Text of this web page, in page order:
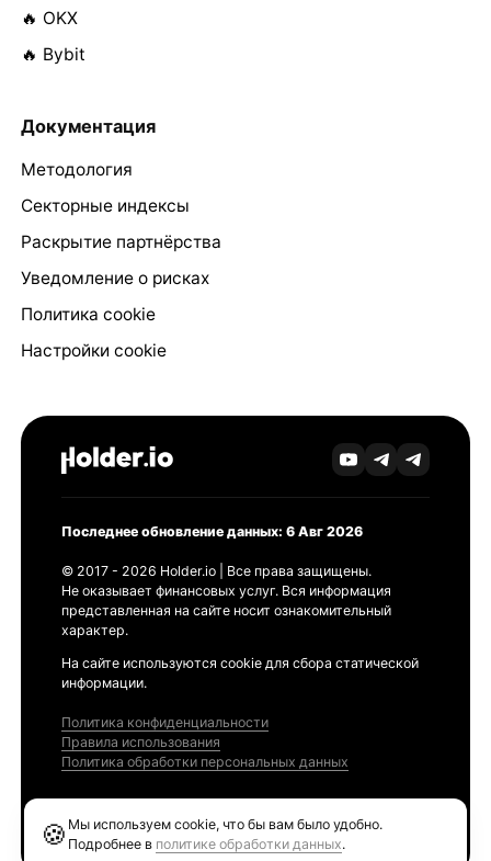
🔥 OKX
🔥 Bybit
Документация
Методология
Секторные индексы
Раскрытие партнёрства
Уведомление о рисках
Политика cookie
Настройки cookie
Последнее обновление данных: 6 Авг 2026
© 2017 - 2026 Holder.io | Все права защищены.
Не оказывает финансовых услуг. Вся информация
представленная на сайте носит ознакомительный
характер.
На сайте используются cookie для сбора статической
информации.
Политика конфиденциальности
Правила использования
Политика обработки персональных данных
🍪 Мы используем cookie, что бы вам было удобно.
Подробнее в политике обработки данных.
Ethereum GAS Tracker